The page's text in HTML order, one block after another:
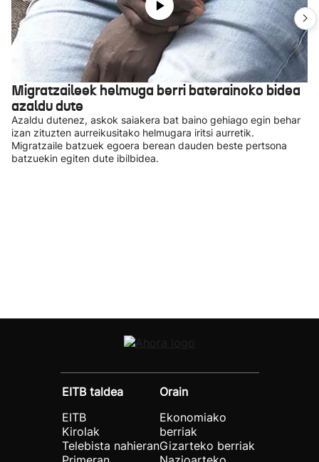
Migratzaileek helmuga berri baterainoko bidea
azaldu dute
Azaldu dutenez, askok saiakera bat baino gehiago egin behar
izan zituzten aurreikusitako helmugara iritsi aurretik.
Migratzaile batzuek egoera berean dauden beste pertsona
batzuekin egiten dute ibilbidea.
EITB taldea
EITB
Kirolak
Telebista nahieran
Orain
Ekonomiako
berriak
Gizarteko berriak